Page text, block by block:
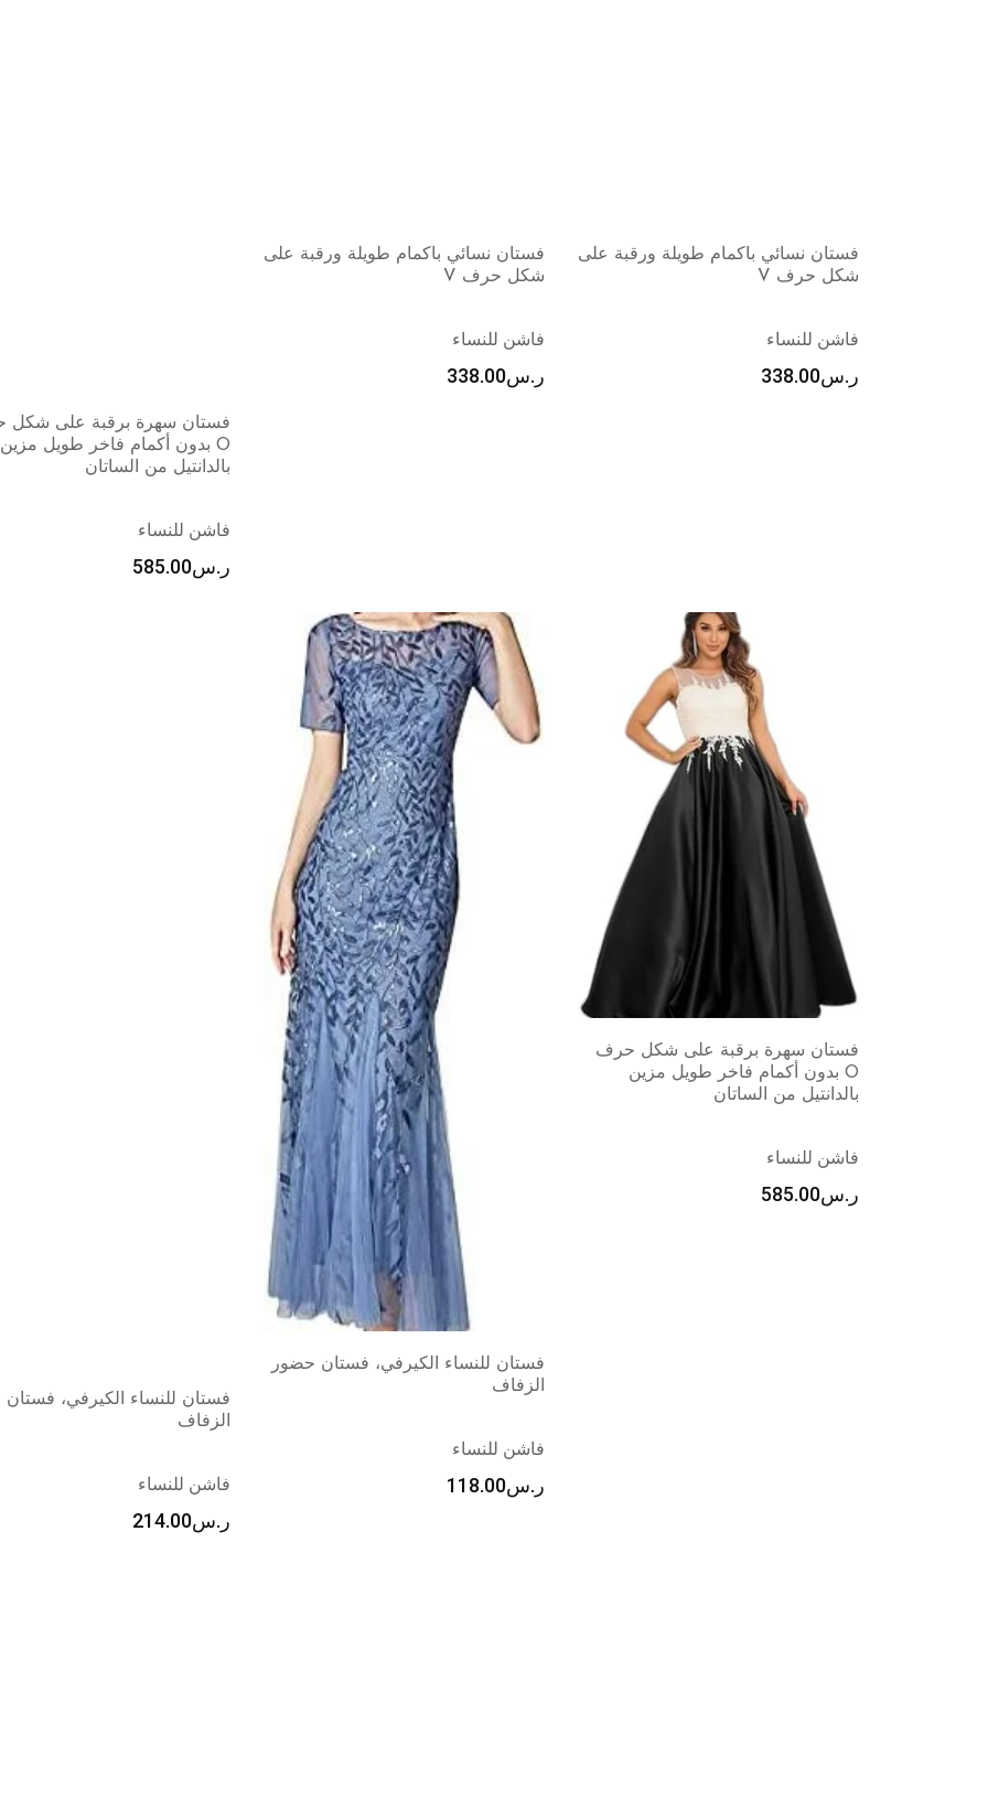
فستان نسائي باكمام طويلة ورقبة على
شكل حرف V
فاشن للنساء
ر.س338.00
فستان نسائي باكمام طويلة ورقبة على
شكل حرف V
فاشن للنساء
ر.س338.00
فستان سهرة برقبة على
O بدون أكمام فاخر طويل مزين
بالدانتيل من الساتان
فاشن للنساء
ر.س585.00
فستان سهرة برقبة على شكل حرف
O بدون أكمام فاخر طويل مزين
بالدانتيل من الساتان
فاشن للنساء
ر.س585.00
فستان للنساء الكيرفي، فستان حضور
الزفاف
فاشن للنساء
ر.س118.00
فستان للنساء الكيرفي،
الزفاف
فاشن للنساء
ر.س214.00